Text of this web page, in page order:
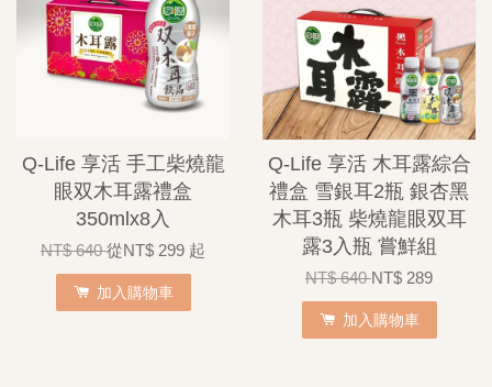
Q-Life 享活 手工柴燒龍
眼双木耳露禮盒
350mlx8入
NT$ 640從NT$ 299 起
加入購物車
Q-Life 享活 木耳露綜合
禮盒 雪銀耳2瓶 銀杏黑
木耳3瓶 柴燒龍眼双耳
露3入瓶 嘗鮮組
NT$ 640NT$ 289
加入購物車